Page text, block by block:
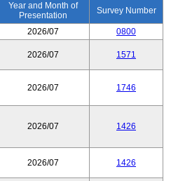
Year and Month of
Presentation
Survey Number
2026/07 0800
2026/07 1571
2026/07 1746
2026/07 1426
2026/07 1426